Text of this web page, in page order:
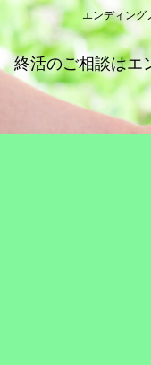
エンディン
終活のご相談はエ